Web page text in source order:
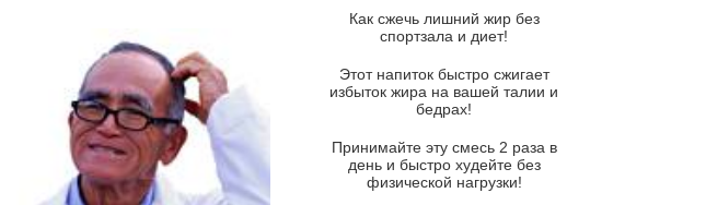
Суп-крем из цветной капусты
Французский луковый суп
Суп из баклажанов с моцареллой
Грибной крем-суп с кростини с
козьим сыром
Как сжечь лишний жир без
спортзала и диет!
Этот напиток быстро сжигает
избыток жира на вашей талии и
бедрах!
Принимайте эту смесь 2 раза в
день и быстро худейте без
физической нагрузки!